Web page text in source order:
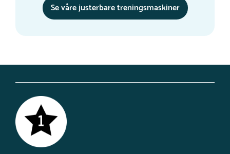
Se våre justerbare treningsmaskiner